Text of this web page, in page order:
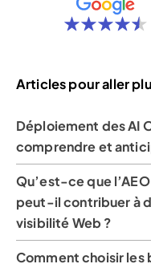
Articles pour aller
Déploiement des AI
comprendre et
Qu’est-ce que
peut-il contribuer à
visibilité Web ?
Comment choisir les